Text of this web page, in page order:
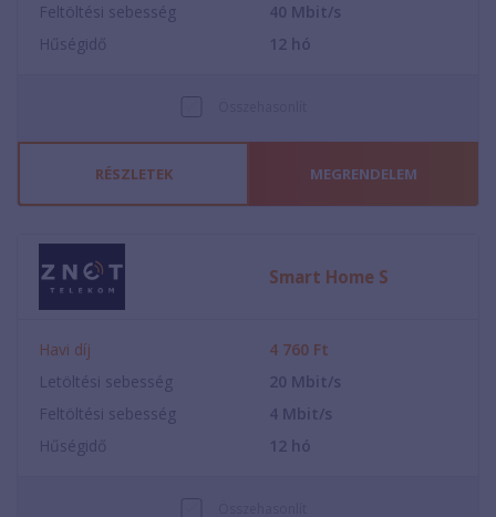
Feltöltési sebesség
40 Mbit/s
Hűségidő
12 hó
RÉSZLETEK MEGRENDELEM
Smart Home S
Havi díj 4 760 Ft
Letöltési sebesség
20 Mbit/s
Feltöltési sebesség
4 Mbit/s
Hűségidő
12 hó